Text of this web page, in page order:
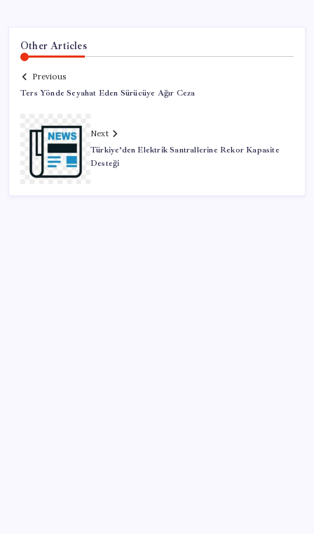
Other Articles
Previous
Ters Yönde Seyahat Eden Sürücüye Ağır Ceza
Next
Türkiye’den Elektrik Santrallerine Rekor Kapasite
Desteği